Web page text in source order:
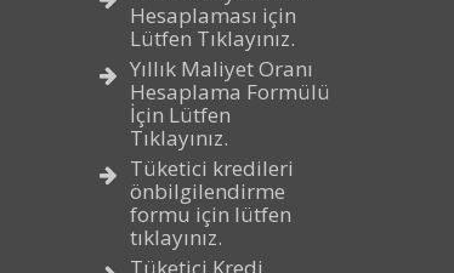
Hesaplaması için
Lütfen Tıklayınız.
Yıllık Maliyet Oranı
Hesaplama Formülü
İçin Lütfen
Tıklayınız.
Tüketici kredileri
önbilgilendirme
formu için lütfen
tıklayınız.
Tüketici Kredi